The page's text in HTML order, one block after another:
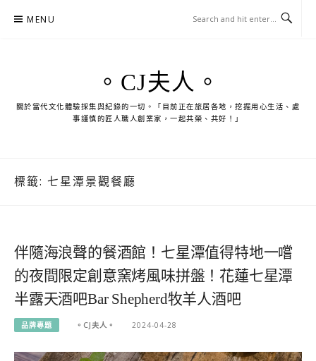
MENU
。CJ夫人。
關於當代文化體驗採集與紀錄的一切。「目前正在旅居各地，挖掘用心生活、處
事謹慎的匠人職人創業家，一起共榮、共好！」
標籤: 七星潭景觀餐廳
伴隨海浪聲的餐酒館！七星潭值得特地一嚐
的夜間限定創意窯烤風味拼盤！花蓮七星潭
半露天酒吧Bar Shepherd牧羊人酒吧
品牌專題 。CJ夫人。 2024-04-28